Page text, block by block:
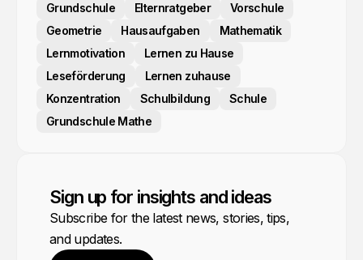
Grundschule Elternratgeber
Vorschule
Geometrie
Hausaufgaben
Mathematik
Lernmotivation
Lernen zu Hause
Leseförderung
Lernen zuhause
Konzentration
Schulbildung
Schule
Grundschule Mathe
Sign up for insights and ideas
Subscribe for the latest news, stories, tips,
and updates.